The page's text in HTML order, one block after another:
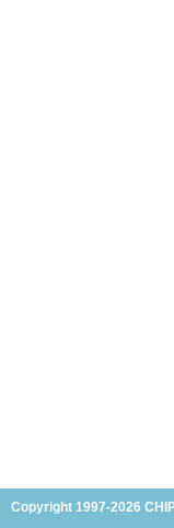
Copyright 1997-2026